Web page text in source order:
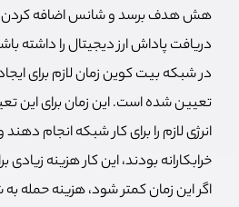
هش هدف برسد و شانس اضافه کردن
دریافت پاداش ارز دیجیتال را داشته
تعیین شده است. این زمان برای این
انرژی لازم را برای کار شبکه انجام
خرابکارانه بودند، این کار هزینه
اگر این زمان کمتر شود، هزینه حمله